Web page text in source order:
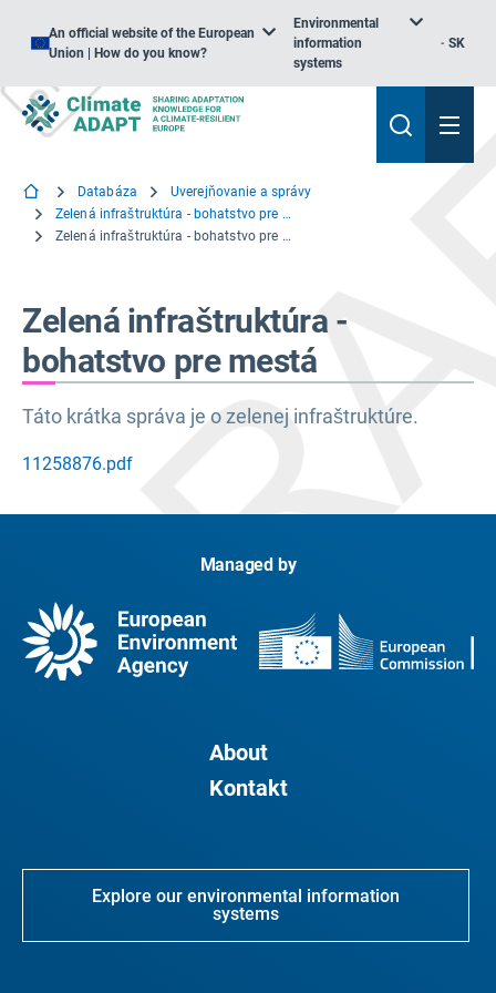
An official website of the European
Union | How do you know?
Environmental
information
systems
SK
Databáza
Uverejňovanie a správy
Zelená infraštruktúra - bohatstvo pre mestá
Zelená infraštruktúra - bohatstvo pre mestá
Zelená infraštruktúra -
bohatstvo pre mestá
Táto krátka správa je o zelenej infraštruktúre.
11258876.pdf
Managed by
About
Kontakt
Explore our environmental information
systems